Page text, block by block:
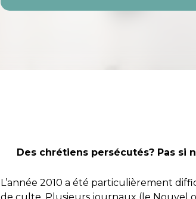
Des chrétiens persécutés? Pas si
L’année 2010 a été particulièrement